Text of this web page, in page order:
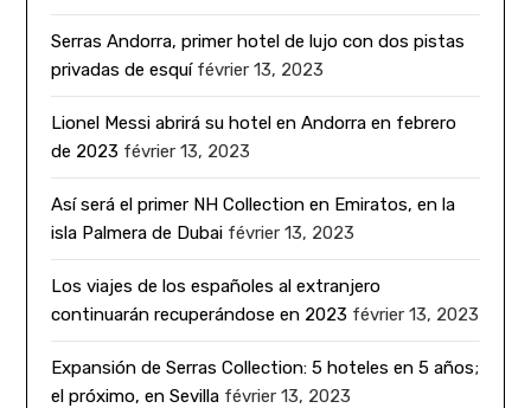
Serras Andorra, primer hotel de lujo con dos pistas
privadas de esquí février 13, 2023
Lionel Messi abrirá su hotel en Andorra en febrero
de 2023 février 13, 2023
Así será el primer NH Collection en Emiratos, en la
isla Palmera de Dubai février 13, 2023
Los viajes de los españoles al extranjero
continuarán recuperándose en 2023 février 13, 2023
Expansión de Serras Collection: 5 hoteles en 5 años;
el próximo, en Sevilla février 13, 2023